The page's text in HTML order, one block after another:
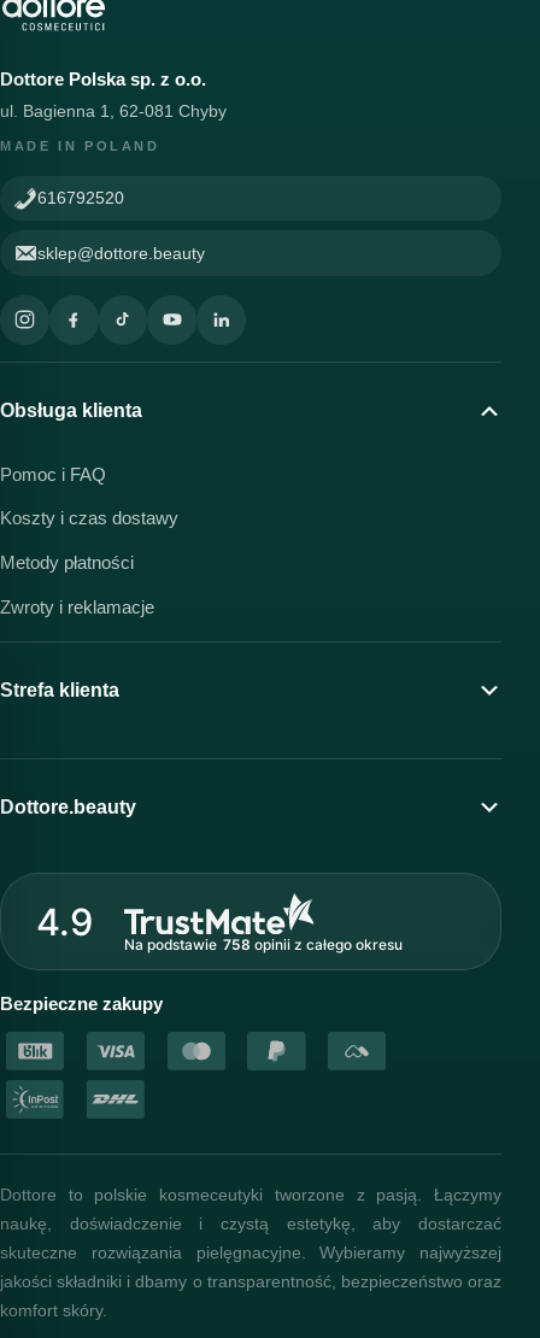
Dottore Polska sp. z o.o.
ul. Bagienna 1, 62-081 Chyby
MADE IN POLAND
616792520
sklep@dottore.beauty
Obsługa klienta
Pomoc i FAQ
Koszty i czas dostawy
Metody płatności
Zwroty i reklamacje
Strefa klienta
Moje konto
Program lojalnościowy
Strefa profesjonalisty
Dottore.beauty
O marce Dottore
Nasz zespół
Akademia i szkolenia
Baza wiedzy
4.9
Na podstawie 758 opinii z całego okresu
Bezpieczne zakupy
Dottore to polskie kosmeceutyki tworzone z pasją. Łączymy
naukę, doświadczenie i czystą estetykę, aby dostarczać
skuteczne rozwiązania pielęgnacyjne. Wybieramy najwyższej
jakości składniki i dbamy o transparentność, bezpieczeństwo oraz
komfort skóry.